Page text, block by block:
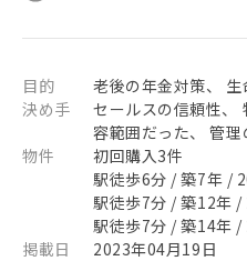
目的
老後の年金対策、 生
決め手
セールスの信頼性、
容範囲だった、 管
物件
初回購入3件
駅徒歩6分 / 築7年 /
駅徒歩7分 / 築12年
駅徒歩7分 / 築14年
掲載日
2023年04月19日